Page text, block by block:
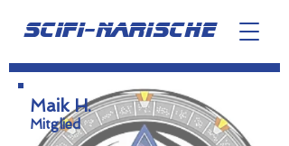
scifi-narische
Maik H.
Mitglied